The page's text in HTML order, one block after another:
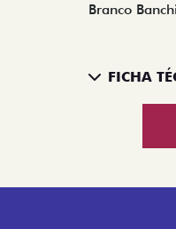
Branco
FICHA